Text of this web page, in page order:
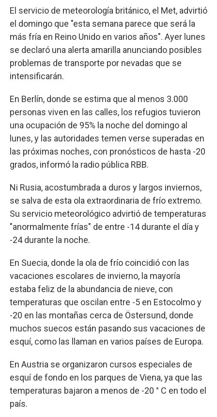
El servicio de meteorología británico, el Met, advirtió
el domingo que "esta semana parece que será la
más fría en Reino Unido en varios años". Ayer lunes
se declaró una alerta amarilla anunciando posibles
problemas de transporte por nevadas que se
intensificarán.
En Berlín, donde se estima que al menos 3.000
personas viven en las calles, los refugios tuvieron
una ocupación de 95% la noche del domingo al
lunes, y las autoridades temen verse superadas en
las próximas noches, con pronósticos de hasta -20
grados, informó la radio pública RBB.
Ni Rusia, acostumbrada a duros y largos inviernos,
se salva de esta ola extraordinaria de frío extremo.
Su servicio meteorológico advirtió de temperaturas
"anormalmente frías" de entre -14 durante el día y
-24 durante la noche.
En Suecia, donde la ola de frío coincidió con las
vacaciones escolares de invierno, la mayoría
estaba feliz de la abundancia de nieve, con
temperaturas que oscilan entre -5 en Estocolmo y
-20 en las montañas cerca de Östersund, donde
muchos suecos están pasando sus vacaciones de
esquí, como las llaman en varios países de Europa.
En Austria se organizaron cursos especiales de
esquí de fondo en los parques de Viena, ya que las
temperaturas bajaron a menos de -20 ° C en todo el
país.